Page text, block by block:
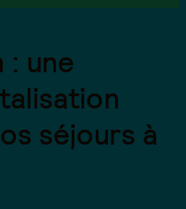
: une
séjours à